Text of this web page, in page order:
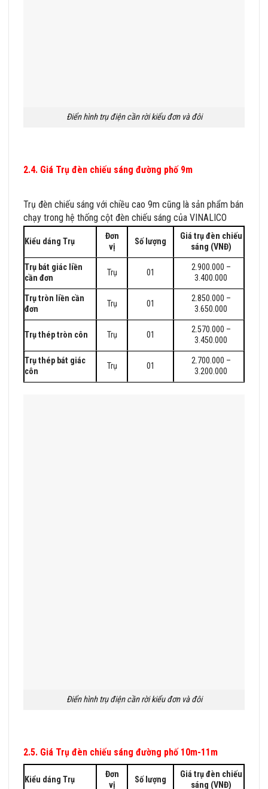
Điển hình trụ điện cần rời kiểu đơn và đôi
2.4. Giá Trụ đèn chiếu sáng đường phố 9m
Trụ đèn chiếu sáng với chiều cao 9m cũng là sản phẩm bán
chạy trong hệ thống cột đèn chiếu sáng của VINALICO
Kiểu dáng Trụ
Đơn
vị
Số lượng
Giá trụ đèn chiếu
sáng (VNĐ)
Trụ bát giác liền
cần đơn
Trụ 01
2.900.000 –
3.400.000
Trụ tròn liền cần
đơn
Trụ 01
2.850.000 –
3.650.000
Trụ thép tròn côn Trụ 01
2.570.000 –
3.450.000
Trụ thép bát giác
côn
Trụ 01
2.700.000 –
3.200.000
Điển hình trụ điện cần rời kiểu đơn và đôi
2.5. Giá Trụ đèn chiếu sáng đường phố 10m-11m
Kiểu dáng Trụ
Đơn
vị
Số lượng
Giá trụ đèn chiếu
sáng (VNĐ)